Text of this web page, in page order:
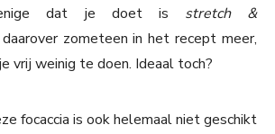
dat je doet is stretch &
zometeen in het recept meer,
vrij weinig te doen. Ideaal toch?
focaccia is ook helemaal niet geschikt